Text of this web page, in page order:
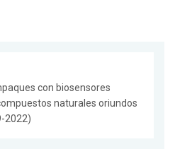
con biosensores
naturales oriundos
2022)